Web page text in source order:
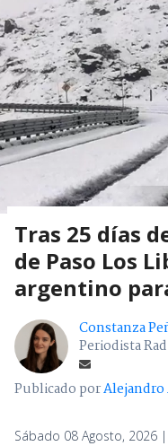
Tras 25 días
de Paso Los
argentino
Constanza
Periodista
Publicado por
Sábado 08 Agosto, 2026